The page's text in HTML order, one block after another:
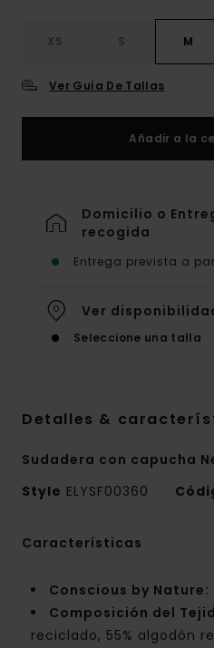
XS S M
Ver Guía De Tallas
Añadir a la
Domicilio o
recogida
Entrega prevista a
Ver
Seleccione una talla
Detalles &
Sudadera con capucha
Style ELYSF00360
Características
Conscious by Nature:
Composición del
reciclado, 55% algodón